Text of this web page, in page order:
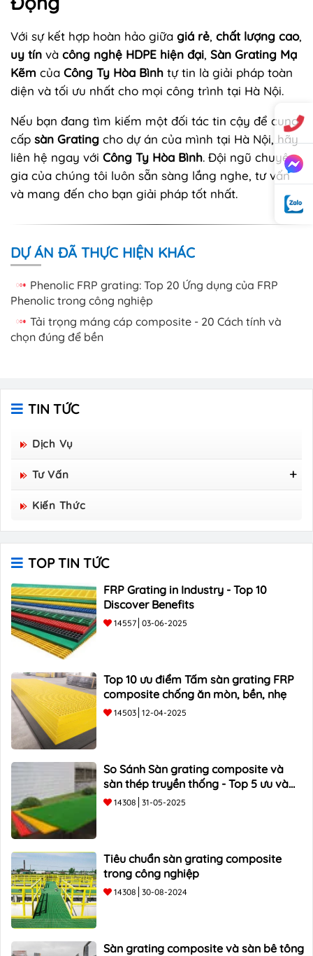
Với sự kết hợp hoàn hảo giữa giá rẻ, chất lượng cao,
uy tín và công nghệ HDPE hiện đại, Sàn Grating Mạ
Kẽm của Công Ty Hòa Bình tự tin là giải pháp toàn
diện và tối ưu nhất cho mọi công trình tại Hà Nội.
Nếu bạn đang tìm kiếm một đối tác tin cậy để cung
cấp sàn Grating cho dự án của mình tại Hà Nội, hãy
liên hệ ngay với Công Ty Hòa Bình. Đội ngũ chuyên
gia của chúng tôi luôn sẵn sàng lắng nghe, tư vấn
và mang đến cho bạn giải pháp tốt nhất.
DỰ ÁN ĐÃ THỰC HIỆN KHÁC
Phenolic FRP grating: Top 20 Ứng dụng của FRP
Phenolic trong công nghiệp
Tải trọng máng cáp composite - 20 Cách tính và
chọn đúng để bền
TIN TỨC
Dịch Vụ
Tư Vấn
Tấm Sàn Grating Composite FRP - Hòa Bình
Group Sản Xuất
Kiến Thức
TOP TIN TỨC
FRP Grating in Industry - Top 10
Discover Benefits
14557 03-06-2025
Top 10 ưu điểm Tấm sàn grating FRP
composite chống ăn mòn, bền, nhẹ
14503 12-04-2025
So Sánh Sàn grating composite và
sàn thép truyền thống - Top 5 ưu và
nhược điểm
14308 31-05-2025
Tiêu chuẩn sàn grating composite
trong công nghiệp
14308 30-08-2024
Sàn grating composite và sàn bê tông